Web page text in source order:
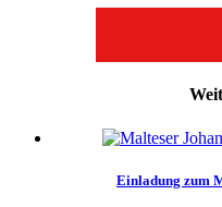
Einladung zum